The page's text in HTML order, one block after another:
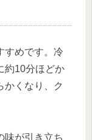
すめです。冷
約10分ほどか
かくなり、ク
味が引き立ち